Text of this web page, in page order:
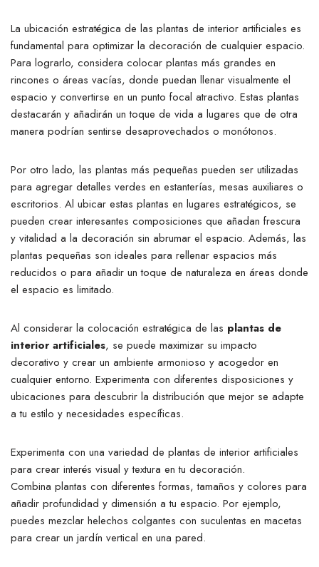
La ubicación estratégica de las plantas de interior artificiales es
fundamental para optimizar la decoración de cualquier espacio.
Para lograrlo, considera colocar plantas más grandes en
rincones o áreas vacías, donde puedan llenar visualmente el
espacio y convertirse en un punto focal atractivo. Estas plantas
destacarán y añadirán un toque de vida a lugares que de otra
manera podrían sentirse desaprovechados o monótonos.
Por otro lado, las plantas más pequeñas pueden ser utilizadas
para agregar detalles verdes en estanterías, mesas auxiliares o
escritorios. Al ubicar estas plantas en lugares estratégicos, se
pueden crear interesantes composiciones que añadan frescura
y vitalidad a la decoración sin abrumar el espacio. Además, las
plantas pequeñas son ideales para rellenar espacios más
reducidos o para añadir un toque de naturaleza en áreas donde
el espacio es limitado.
Al considerar la colocación estratégica de las plantas de
interior artificiales, se puede maximizar su impacto
decorativo y crear un ambiente armonioso y acogedor en
cualquier entorno. Experimenta con diferentes disposiciones y
ubicaciones para descubrir la distribución que mejor se adapte
a tu estilo y necesidades específicas.
Experimenta con una variedad de plantas de interior artificiales
para crear interés visual y textura en tu decoración.
Combina plantas con diferentes formas, tamaños y colores para
añadir profundidad y dimensión a tu espacio. Por ejemplo,
puedes mezclar helechos colgantes con suculentas en macetas
para crear un jardín vertical en una pared.